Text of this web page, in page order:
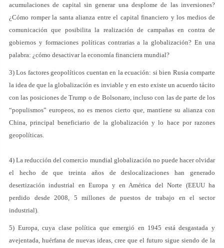
acumulaciones de capital sin generar una desplome de las inversiones?
¿Cómo romper la santa alianza entre el capital financiero y los medios de
comunicación que posibilita la realización de campañas en contra de
gobiernos y formaciones políticas contrarias a la globalización? En una
palabra: ¿cómo desactivar la economía financiera mundial?
3) Los factores geopolíticos cuentan en la ecuación: si bien Rusia comparte
la idea de que la globalización es inviable y en esto existe un acuerdo tácito
con las posiciones de Trump o de Bolsonaro, incluso con las de parte de los
“populismos” europeos, no es menos cierto que, mantiene su alianza con
China, principal beneficiario de la globalización y lo hace por razones
geopolíticas.
4) La reducción del comercio mundial globalización no puede hacer olvidar
el hecho de que treinta años de deslocalizaciones han generado
desertización industrial en Europa y en América del Norte (EEUU ha
perdido desde 2008, 5 millones de puestos de trabajo en el sector
industrial).
5) Europa, cuya clase política que emergió en 1945 está desgastada y
avejentada, huérfana de nuevas ideas, cree que el futuro sigue siendo de la